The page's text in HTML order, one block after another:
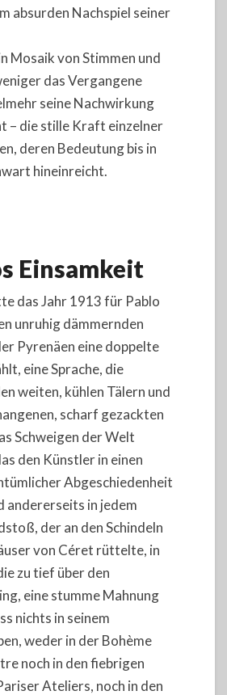
absurden Nachspiel seiner
Mosaik von Stimmen und
das Vergangene
seine Nachwirkung
– die stille Kraft einzelner
deren Bedeutung bis in
hineinreicht.
Einsamkeit
das Jahr 1913 für Pablo
unruhig dämmernden
Pyrenäen eine doppelte
eine Sprache, die
weiten, kühlen Tälern und
scharf gezackten
Schweigen der Welt
den Künstler in einen
Abgeschiedenheit
andererseits in jedem
der an den Schindeln
von Céret rüttelte, in
zu tief über den
eine stumme Mahnung
nichts in seinem
weder in der Bohème
noch in den fiebrigen
Ateliers, noch in den